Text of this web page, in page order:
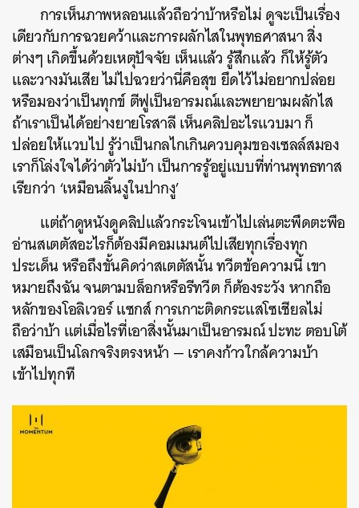
การเห็นภาพหลอนแล้วถือว่าบ้าหรือไม่ ดูจะเป็นเรื่อง
เดียวกับการฉวยคว้าและการผลักไสในพุทธศาสนา สิ่ง
ต่างๆ เกิดขึ้นด้วยเหตุปัจจัย เห็นแล้ว รู้สึกแล้ว ก็ให้รู้ตัว
และวางมันเสีย ไม่ไปฉวยว่านี่คือสุข ยึดไว้ไม่อยากปล่อย
หรือมองว่าเป็นทุกข์ ตีฟูเป็นอารมณ์และพยายามผลักไส
ถ้าเราเป็นได้อย่างยายโรสาลี เห็นคลิปอะไรแวบมา ก็
ปล่อยให้แวบไป รู้ว่าเป็นกลไกเกินควบคุมของเซลล์สมอง
เราก็โล่งใจได้ว่าตัวไม่บ้า เป็นการรู้อยู่แบบที่ท่านพุทธทาส
เรียกว่า ‘เหมือนลิ้นงูในปากงู’
แต่ถ้าดูหนังดูคลิปแล้วกระโจนเข้าไปเล่นตะพึดตะพือ
อ่านสเตตัสอะไรก็ต้องมีคอมเมนต์ไปเสียทุกเรื่องทุก
ประเด็น หรือถึงขั้นคิดว่าสเตตัสนั้น ทวีตข้อความนี้ เขา
หมายถึงฉัน จนตามบล็อกหรือรีทวีต ก็ต้องระวัง หากถือ
หลักของโอลิเวอร์ แซกส์ การเกาะติดกระแสโซเชียลไม่
ถือว่าบ้า แต่เมื่อไรที่เอาสิ่งนั้นมาเป็นอารมณ์ ปะทะ ตอบโต้
เสมือนเป็นโลกจริงตรงหน้า — เราคงก้าวใกล้ความบ้า
เข้าไปทุกที